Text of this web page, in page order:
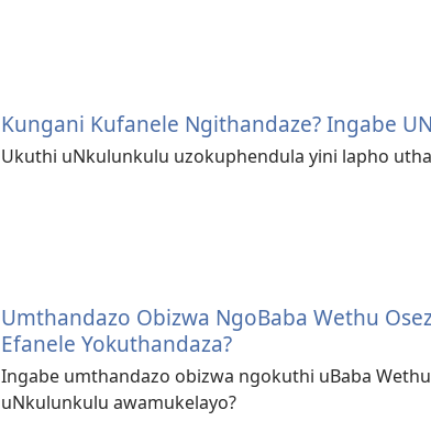
Kungani Kufanele Ngithandaze? Ingabe
Ukuthi uNkulunkulu uzokuphendula yini lapho
Umthandazo Obizwa NgoBaba Wethu
Efanele Yokuthandaza?
Ingabe umthandazo obizwa ngokuthi uBaba
uNkulunkulu awamukelayo?